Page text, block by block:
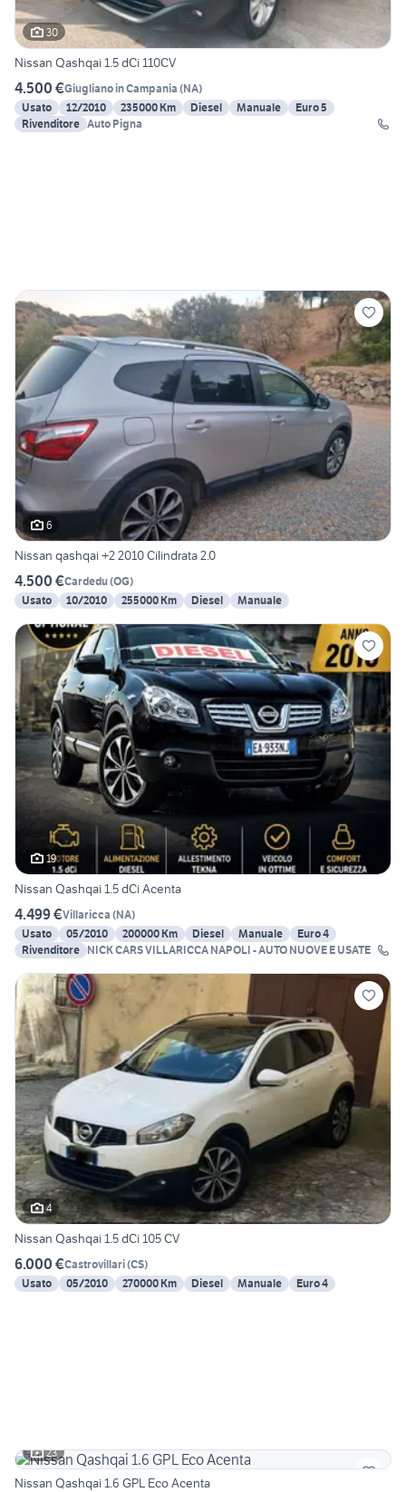
30
Nissan Qashqai 1.5 dCi 110CV
4.500 €Giugliano in Campania (NA)
Usato
12/2010 235000 Km Diesel Manuale
Euro 5
Rivenditore Auto Pigna
6
Nissan qashqai +2 2010 Cilindrata 2.0
4.500 €Cardedu(OG)
Usato
10/2010 255000 Km Diesel Manuale
19
Nissan Qashqai 1.5 dCi Acenta
4.499 €Villaricca (NA)
Usato
05/2010 200000 Km Diesel Manuale
Euro 4
Rivenditore NICK CARS VILLARICCA NAPOLI - AUTO NUOVE E USATE
4
Nissan Qashqai 1.5 dCi 105 CV
6.000 €Castrovillari(CS)
Usato
05/2010 270000 Km Diesel Manuale Euro 4
23
Nissan Qashqai 1.6 GPL Eco Acenta